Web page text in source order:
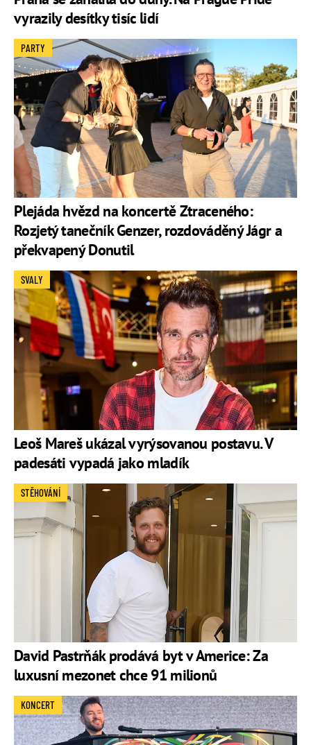
vyrazily desítky tisíc lidí
Plejáda hvězd na koncertě Ztraceného:
Rozjetý tanečník Genzer, rozdováděný Jágr a
překvapený Donutil
PARTY
Leoš Mareš ukázal vyrýsovanou postavu. V
padesáti vypadá jako mladík
SVALY
David Pastrňák prodává byt v Americe: Za
luxusní mezonet chce 91 milionů
STĚHOVÁNÍ
KONCERT